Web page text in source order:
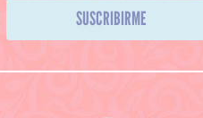
SUSCRIBIRME